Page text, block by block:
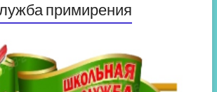
примирения